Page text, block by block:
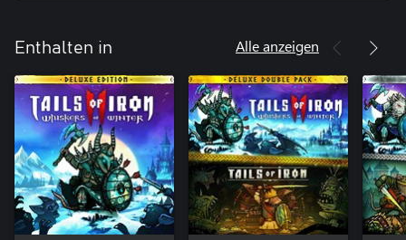
Enthalten in Alle anzeigen